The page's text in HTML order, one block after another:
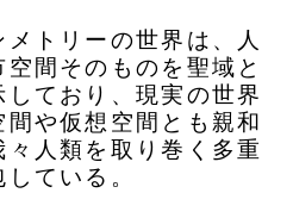
トリーの世界は、人
間そのものを聖域と
ており、現実の世界
や仮想空間とも親和
人類を取り巻く多重
ている。